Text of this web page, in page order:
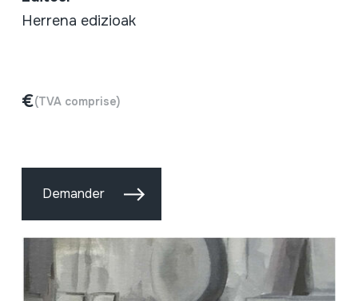
Herrena edizioak
€(TVA comprise)
Demander